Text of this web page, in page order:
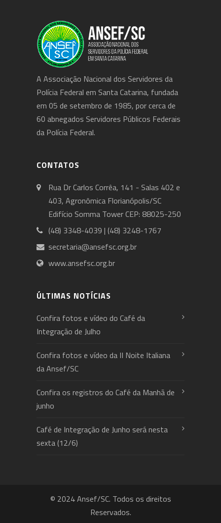
A Associação Nacional dos Servidores da
Polícia Federal em Santa Catarina, fundada
em 05 de setembro de 1985, por cerca de
60 abnegados Servidores Públicos Federais
da Polícia Federal.
CONTATOS
Rua Dr Carlos Corrêa, 141 - Salas 402 e
403, Agronômica Florianópolis/SC
Edifício Somma Tower CEP: 88025-250
(48) 3348-4039 | (48) 3248-1767
secretaria@ansefsc.org.br
www.ansefsc.org.br
ÚLTIMAS NOTÍCIAS
Confira fotos e vídeo do Café da
Integração de Julho
Confira fotos e vídeo da II Noite Italiana
da Ansef/SC
Confira os registros do Café da Manhã de
junho
Café de Integração de Junho será nesta
sexta (12/6)
© 2024 Ansef/SC. Todos os direitos
Reservados.